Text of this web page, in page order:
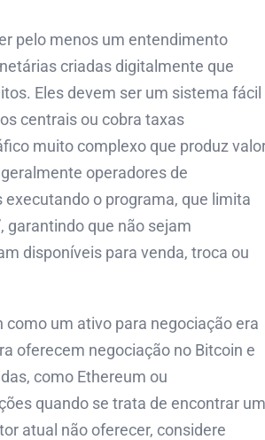
pelo menos um entendimento
criadas digitalmente que
Eles devem ser um sistema fácil
centrais ou cobra taxas
muito complexo que produz
operadores de
o programa, que limita
garantindo que não sejam
disponíveis para venda, troca ou
um ativo para negociação era
oferecem negociação no Bitcoin e
como Ethereum ou
quando se trata de encontrar um
atual não oferecer, considere